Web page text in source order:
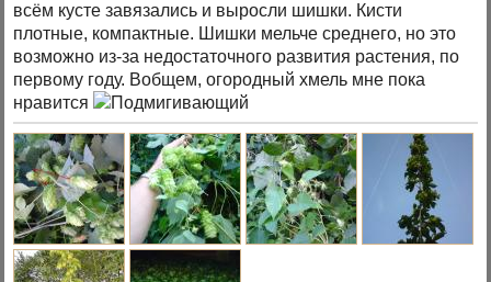
всём кусте завязались и выросли шишки. Кисти
плотные, компактные. Шишки мельче среднего, но это
возможно из-за недостаточного развития растения, по
первому году. Вобщем, огородный хмель мне пока
нравится